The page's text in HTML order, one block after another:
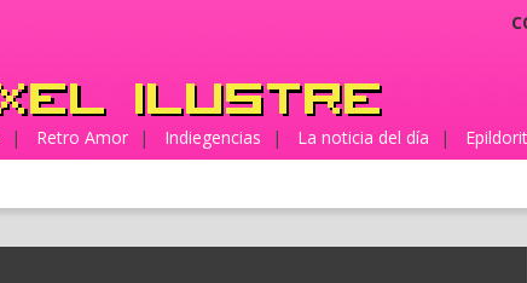
| Retro Amor | Indiegencias | La noticia del día |